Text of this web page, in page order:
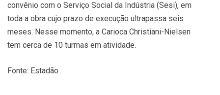
convênio com o Serviço Social da Indústria (Sesi), em
toda a obra cujo prazo de execução ultrapassa seis
meses. Nesse momento, a Carioca Christiani-Nielsen
tem cerca de 10 turmas em atividade.
Fonte: Estadão